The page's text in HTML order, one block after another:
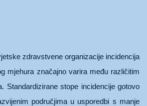
zdravstvene organizacije incidencija
mjehura značajno varira među različitim
Standardizirane stope incidencije gotovo
područjima u usporedbi s manje